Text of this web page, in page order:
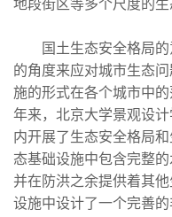
地段街区等多个尺度的生
国土生态安全格局的
的角度来应对城市生态
施的形式在各个城市中
年来，北京大学景观设
内开展了生态安全格局
态基础设施中包含完整
并在防洪之余提供着其
设施中设计了一个完善